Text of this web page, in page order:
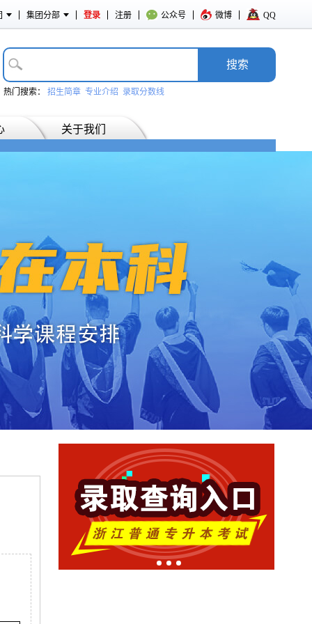
集团分部 登录 注册 公众号 微博 QQ
搜­索
热门搜索：招生简章 专业介绍 录取分数线
关于我们